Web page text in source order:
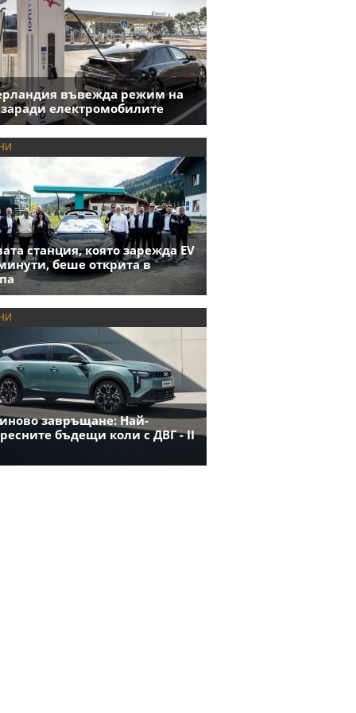
въвежда режим на
заради електромобилите
станция, която зарежда EV
беше открита в
завръщане: Най-
бъдещи коли с ДВГ - II